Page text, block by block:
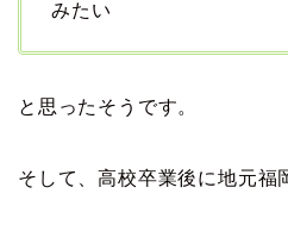
みたい
と思ったそうです。
そして、高校卒業後に地元福